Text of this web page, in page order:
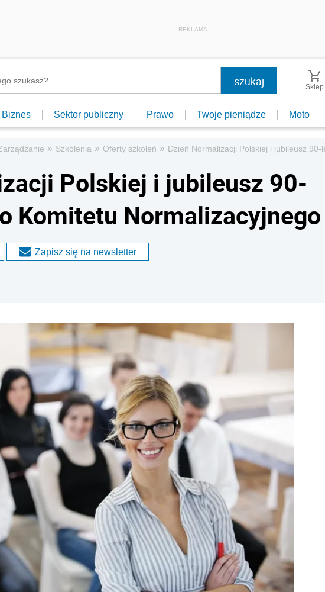
REKLAMA
Sklep
Biznes Sektor publiczny Prawo Twoje pieniądze Moto
» Szkolenia » Oferty szkoleń » Dzień Normalizacji Polskiej i jubileusz
Polskiej i jubileusz 90-
Komitetu Normalizacyjnego
Zapisz się na newsletter